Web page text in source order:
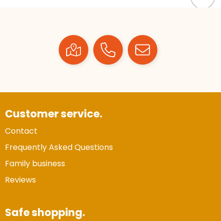
Customer service.
Contact
Frequently Asked Questions
Family business
Reviews
Safe shopping.